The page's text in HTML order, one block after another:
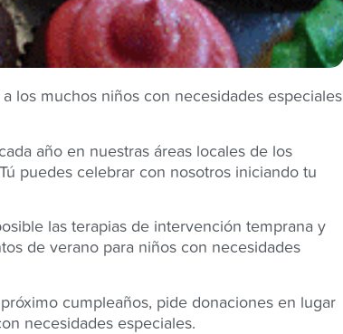
los muchos niños con necesidades especiales
año en nuestras áreas locales de los
puedes celebrar con nosotros iniciando tu
las terapias de intervención temprana y
de verano para niños con necesidades
cumpleaños, pide donaciones en lugar
necesidades especiales.